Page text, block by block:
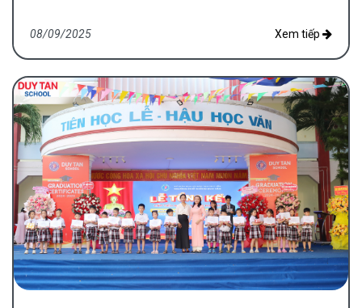
08/09/2025 Xem tiếp